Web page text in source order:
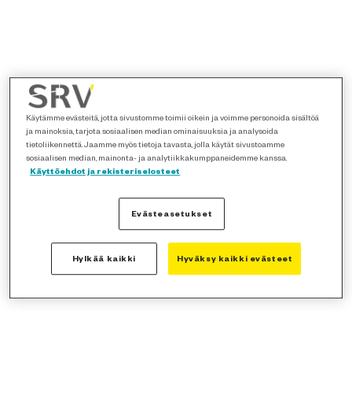
Käytämme evästeitä, jotta sivustomme toimii oikein ja voimme personoida sisältöä
ja mainoksia, tarjota sosiaalisen median ominaisuuksia ja analysoida
tietoliikennettä. Jaamme myös tietoja tavasta, jolla käytät sivustoamme
sosiaalisen median, mainonta- ja analytiikkakumppaneidemme kanssa.
Käyttöehdot ja rekisteriselosteet
Evästeasetukset
Hylkää kaikki Hyväksy kaikki evästeet